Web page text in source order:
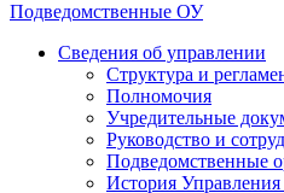
Подведомственные ОУ
Сведения об управлении
Структура и
Полномочия
Учредительные
Руководство и
Подведомственные
История Управления